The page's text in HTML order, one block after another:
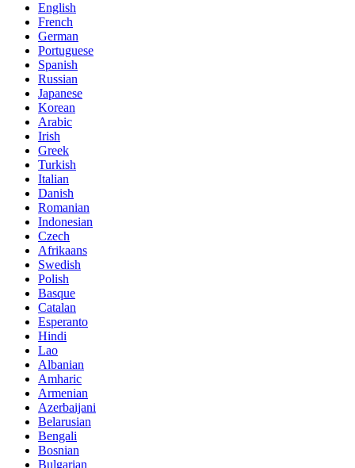
English
French
German
Portuguese
Spanish
Russian
Japanese
Korean
Arabic
Irish
Greek
Turkish
Italian
Danish
Romanian
Indonesian
Czech
Afrikaans
Swedish
Polish
Basque
Catalan
Esperanto
Hindi
Lao
Albanian
Amharic
Armenian
Azerbaijani
Belarusian
Bengali
Bosnian
Bulgarian